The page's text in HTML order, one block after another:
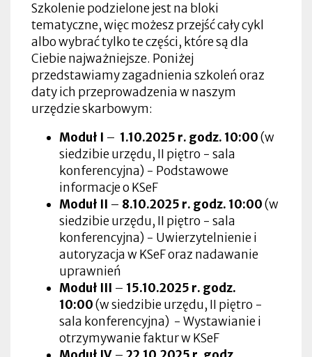
Szkolenie podzielone jest na bloki
tematyczne, więc możesz przejść cały cykl
albo wybrać tylko te części, które są dla
Ciebie najważniejsze. Poniżej
przedstawiamy zagadnienia szkoleń oraz
daty ich przeprowadzenia w naszym
urzędzie skarbowym:
Moduł I – 1.10.2025 r. godz. 10:00(w
siedzibie urzędu, II piętro - sala
konferencyjna) - Podstawowe
informacje o KSeF
Moduł II – 8.10.2025 r. godz. 10:00(w
siedzibie urzędu, II piętro - sala
konferencyjna) - Uwierzytelnienie i
autoryzacja w KSeF oraz nadawanie
uprawnień
Moduł III – 15.10.2025 r. godz.
10:00(w siedzibie urzędu, II piętro -
sala konferencyjna) - Wystawianie i
otrzymywanie faktur w KSeF